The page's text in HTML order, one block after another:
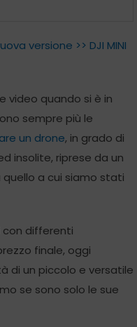
versione >> DJI MINI
video quando si è in
sempre più le
un drone, in grado di
insolite, riprese da un
a cui siamo stati
con differenti
finale, oggi
di un piccolo e versatile
se sono solo le sue